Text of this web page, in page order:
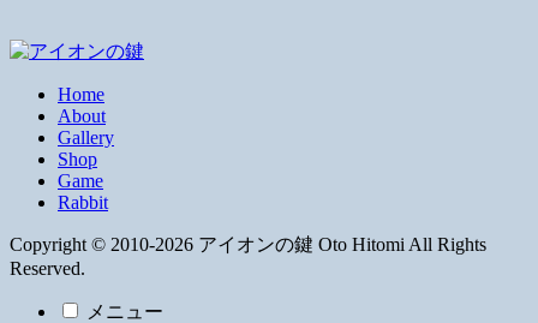
Home
About
Gallery
Shop
Game
Rabbit
Copyright © 2010-2026 アイオンの鍵 Oto Hitomi All Rights
Reserved.
メニュー